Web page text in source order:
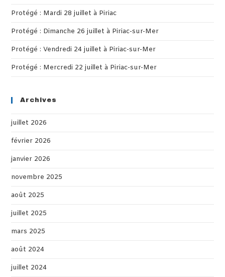
Protégé : Mardi 28 juillet à Piriac
Protégé : Dimanche 26 juillet à Piriac-sur-Mer
Protégé : Vendredi 24 juillet à Piriac-sur-Mer
Protégé : Mercredi 22 juillet à Piriac-sur-Mer
Archives
juillet 2026
février 2026
janvier 2026
novembre 2025
août 2025
juillet 2025
mars 2025
août 2024
juillet 2024